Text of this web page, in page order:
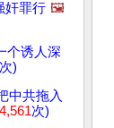
奸罪行 🖼️
个诱人深
次)
中共拖入
次)